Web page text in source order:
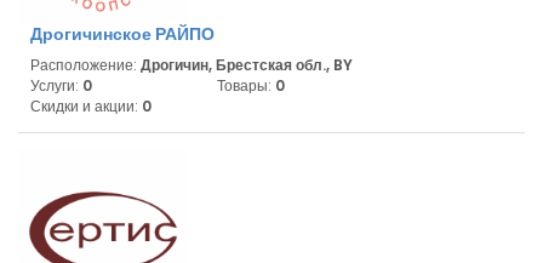
Дрогичинское РАЙПО
Расположение: Дрогичин, Брестская обл., BY
Услуги: 0 Товары: 0
Скидки и акции: 0